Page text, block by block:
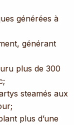
générées à
générant
plus de 300
steamés aux
plus d’une